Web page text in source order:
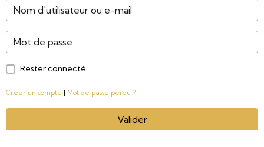
Rester connecté
Créer un compte Mot de passe perdu ?
Valider